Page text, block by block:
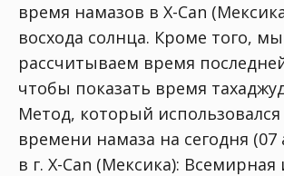
время намазов в X-Can
восхода солнца. Кроме того, мы
рассчитываем время
чтобы показать время
Метод, который
времени намаза на сегодня (07
в г. X-Can (Мексика): Всемирная